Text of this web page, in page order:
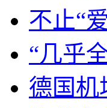
不止“
“几乎
德国机